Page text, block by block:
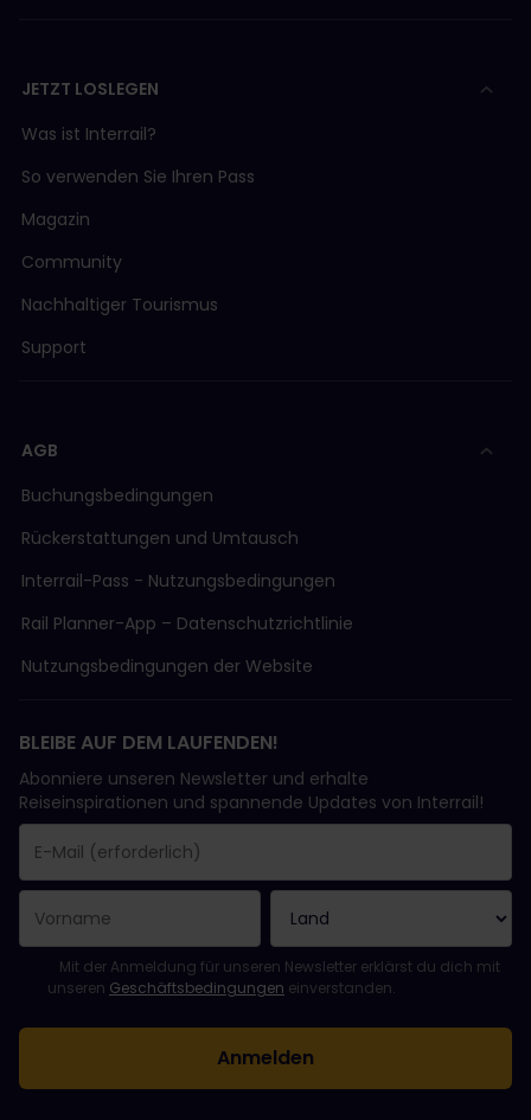
JETZT LOSLEGEN
Was ist Interrail?
So verwenden Sie Ihren Pass
Magazin
Community
Nachhaltiger Tourismus
Support
AGB
Buchungsbedingungen
Rückerstattungen und Umtausch
Interrail-Pass - Nutzungsbedingungen
Rail Planner-App – Datenschutzrichtlinie
Nutzungsbedingungen der Website
BLEIBE AUF DEM LAUFENDEN!
Abonniere unseren Newsletter und erhalte
Reiseinspirationen und spannende Updates von Interrail!
Sie haben sich erfolgreich angemeldet.
Das Feld „E-Mail-Adresse“ ist ein Pflichtfeld!
Diese E-Mail-Adresse ist ungültig!
Beim Abonnieren des Newsletters ist ein Fehler aufgetreten.
Du hast diesen Newsletter bereits abonniert!
Bitte stimme den Allgemeinen Geschäftsbedingungen zu, um
Mit der Anmeldung für unseren Newsletter erklärst du dich mit
unseren Geschäftsbedingungen einverstanden.